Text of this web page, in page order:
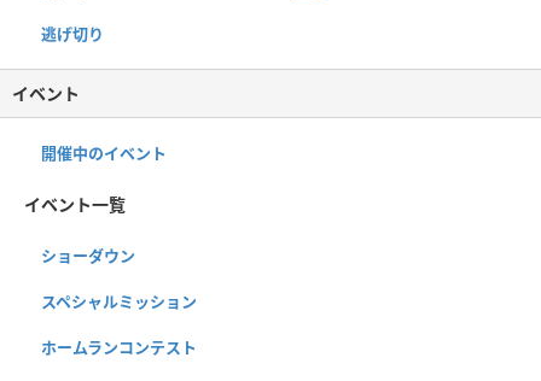
逃げ切り
イベント
開催中のイベント
イベント一覧
ショーダウン
スペシャルミッション
ホームランコンテスト